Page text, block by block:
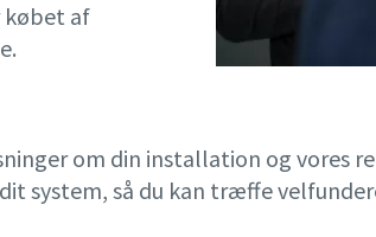
af
om din installation og vores
system, så du kan træffe